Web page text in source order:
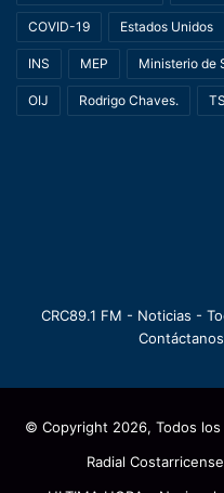
COVID-19 Estados Unidos
INS MEP Ministerio de
OIJ Rodrigo Chaves.
CRC89.1 FM - Noticias -
© Copyright 2026, Todos
Radial Costarricense